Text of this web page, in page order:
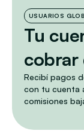
USUARIOS
Tu
cobrar
Recibí pagos
con tu cuenta
comisiones